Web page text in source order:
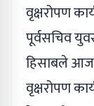
वृक्षरोपण
पूर्वसचिव
हिसाबले आज
वृक्षरोपण